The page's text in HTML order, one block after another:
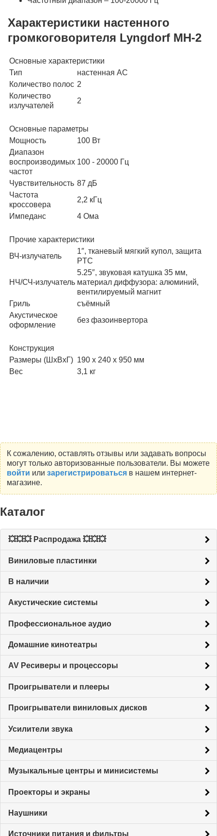
Характеристики настенного
громкоговорителя Lyngdorf MH-2
Основные характеристики
Тип
настенная АС
Количество полос 2
Количество
излучателей
2
Основные параметры
Мощность
100 Вт
Диапазон
воспроизводимых
частот
100 - 20000 Гц
Чувствительность 87 дБ
Частота
кроссовера
2,2 кГц
Импеданс
4 Ома
Прочие характеристики
ВЧ-излучатель
1″, тканевый мягкий купол, защита
PTC
НЧ/СЧ-излучатель
5.25″, звуковая катушка 35 мм,
материал диффузора: алюминий,
вентилируемый магнит
Гриль
съёмный
Акустическое
оформление
без фазоинвертора
Конструкция
Размеры (ШхВхГ) 190 х 240 х 950 мм
Вес
3,1 кг
К сожалению, оставлять отзывы или задавать вопросы
могут только авторизованные пользователи. Вы можете
войти или зарегистрироватьсяв нашем интернет-
магазине.
Каталог
💥💥💥 Распродажа 💥💥💥
Виниловые пластинки
В наличии
Акустические системы
Профессиональное аудио
Домашние кинотеатры
AV Ресиверы и процессоры
Проигрыватели и плееры
Проигрыватели виниловых дисков
Усилители звука
Медиацентры
Музыкальные центры и минисистемы
Проекторы и экраны
Наушники
Источники питания и фильтры